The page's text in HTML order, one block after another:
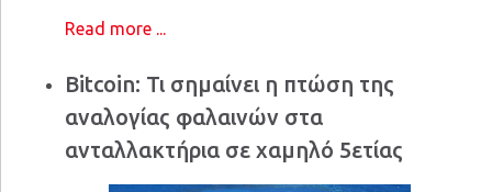
Read more ...
Bitcoin: Τι σημαίνει η πτώση της
αναλογίας φαλαινών στα
ανταλλακτήρια σε χαμηλό 5ετίας